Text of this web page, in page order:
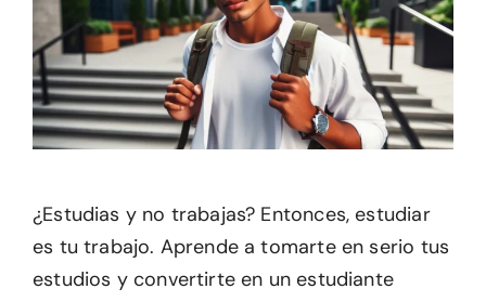
¿Estudias y no trabajas? Entonces, estudiar
es tu trabajo. Aprende a tomarte en serio tus
estudios y convertirte en un estudiante